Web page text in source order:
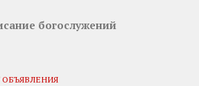
богослужений
ОБЪЯВЛЕНИЯ